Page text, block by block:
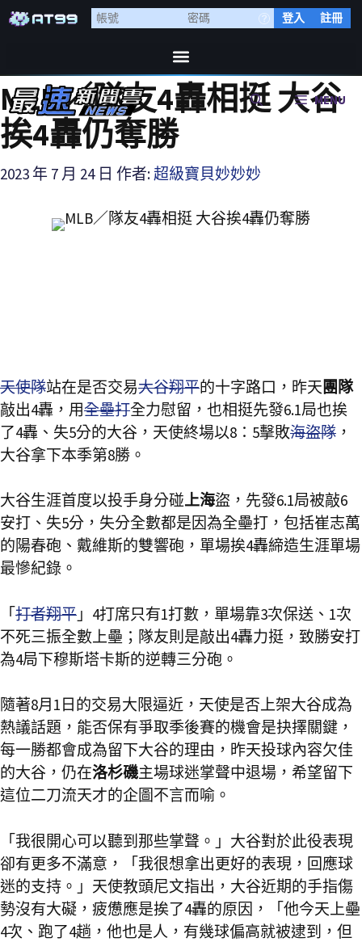
登入 註冊
MENU
MLB／隊友4轟相挺 大谷
挨4轟仍奪勝
2023 年 7 月 24 日 作者: 超級寶貝妙妙妙
天使隊站在是否交易大谷翔平的十字路口，昨天 團隊
敲出4轟，用全壘打全力慰留，也相挺先發6.1局也挨
了4轟、失5分的大谷，天使終場以8：5擊敗海盜隊 ，
大谷拿下本季第8勝。
大谷生涯首度以投手身分碰上海盜，先發6.1局被敲6
安打、失5分，失分全數都是因為全壘打，包括崔志萬
的陽春砲、戴維斯的雙響砲，單場挨4轟締造生涯單場
最慘紀錄。
「打者翔平 」4打席只有1打數，單場靠3次保送、1次
不死三振全數上壘；隊友則是敲出4轟力挺，致勝安打
為4局下穆斯塔卡斯的逆轉三分砲。
隨著8月1日的交易大限逼近，天使是否上架大谷成為
熱議話題，能否保有爭取季後賽的機會是抉擇關鍵，
每一勝都會成為留下大谷的理由，昨天投球內容欠佳
的大谷，仍在洛杉磯主場球迷掌聲中退場，希望留下
這位二刀流天才的企圖不言而喻。
「我很開心可以聽到那些掌聲。」大谷對於此役表現
卻有更多不滿意，「我很想拿出更好的表現，回應球
迷的支持。」天使教頭尼文指出，大谷近期的手指傷
勢沒有大礙，疲憊應是挨了4轟的原因，「他今天上壘
4次、跑了4趟，他也是人，有幾球偏高就被逮到，但